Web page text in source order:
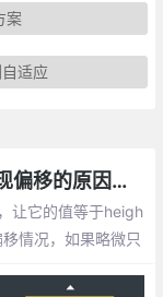
案
适应
安卓移动端line-height垂直居中出现偏移的原因，及解决方法
让它的值等于heigh
情况，如果略微只